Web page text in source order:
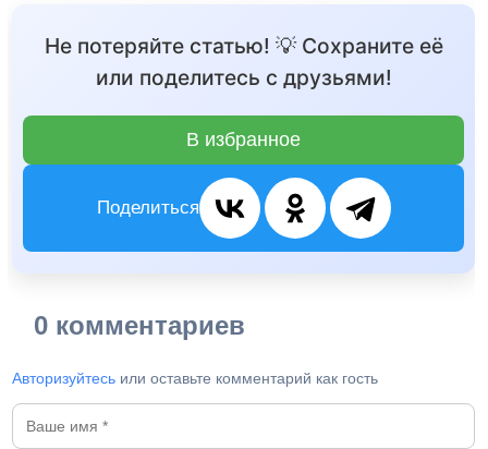
Не потеряйте статью! 💡 Сохраните её
или поделитесь с друзьями!
В избранное
Поделиться
0 комментариев
Авторизуйтесь или оставьте комментарий как гость